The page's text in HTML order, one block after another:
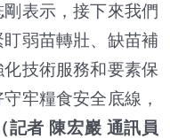
表示，接下來我們
弱苗轉壯、缺苗補
技術服務和要素保
牢糧食安全底線，
（記者 陳宏巖 通訊員